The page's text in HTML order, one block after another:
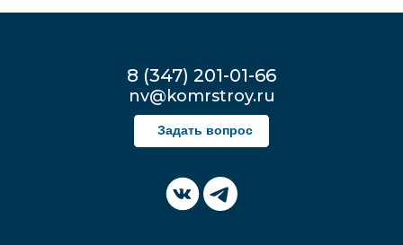
8 (347) 201-01-66
nv@komrstroy.ru
Задать вопрос